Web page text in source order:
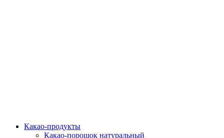
Какао-продукты
Какао-порошок натуральный